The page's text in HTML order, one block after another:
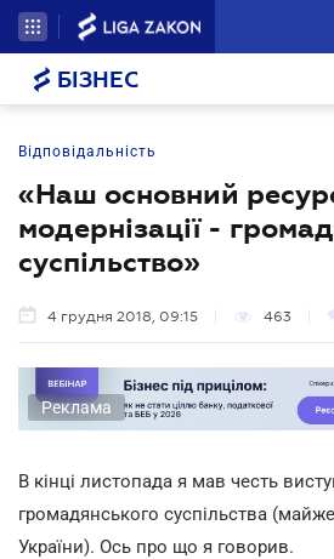
БІЗНЕС
Відповідальність
«Наш основний
модернізації -
суспільство»
4 грудня 2018, 09:15 463
Реклама
В кінці листопада я мав честь
громадянського суспільства (майже
України). Ось про що я говорив.